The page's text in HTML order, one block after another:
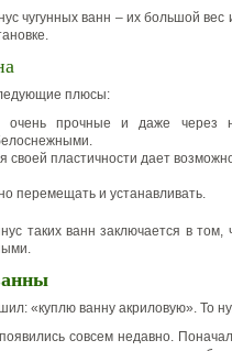
чугунных ванн – их большой
плюсы:
очень прочные и даже через
своей пластичности дает
перемещать и устанавливать.
таких ванн заключается в
«куплю ванну акриловую». То
совсем недавно.